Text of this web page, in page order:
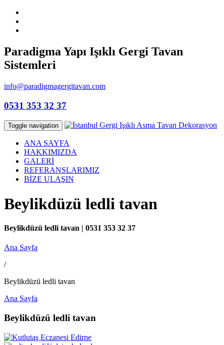
Paradigma Yapı Işıklı Gergi Tavan
Sistemleri
info@paradigmagergitavan.com
0531 353 32 37
Toggle navigation
ANA SAYFA
HAKKIMIZDA
GALERİ
REFERANSLARIMIZ
BİZE ULAŞIN
Beylikdüzü ledli tavan
Beylikdüzü ledli tavan | 0531 353 32 37
Ana Sayfa
/
Beylikdüzü ledli tavan
Ana Sayfa
Beylikdüzü ledli tavan